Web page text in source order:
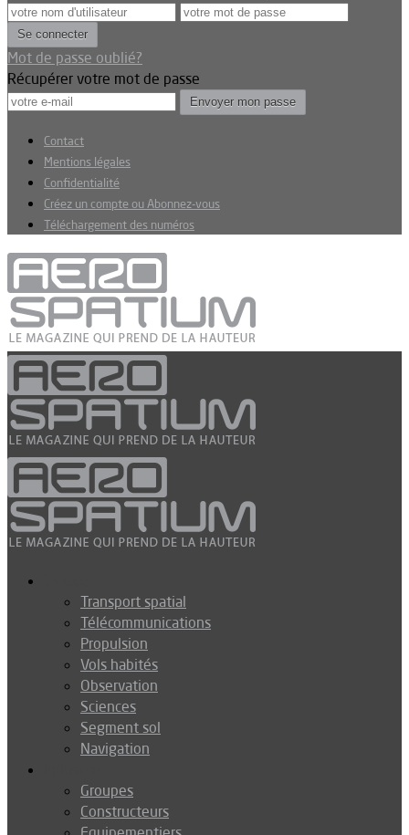
Mot de passe oublié?
Récupérer votre mot de passe
Contact
Mentions légales
Confidentialité
Créez un compte ou Abonnez-vous
Téléchargement des numéros
Transport spatial
Télécommunications
Propulsion
Vols habités
Observation
Sciences
Segment sol
Navigation
Groupes
Constructeurs